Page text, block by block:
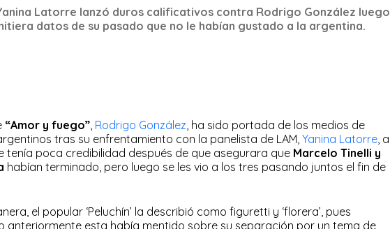
Latorre lanzó duros calificativos contra Rodrigo González luego
datos de su pasado que no le habían gustado a la argentina.
“Amor y fuego” Rodrigo González , ha sido portada de los medios de
tras su enfrentamiento con la panelista de LAM, Yanina Latorre , a
tenía poca credibilidad después de que asegurara que Marcelo Tinelli y
habían terminado, pero luego se les vio a los tres pasando juntos el fin de
el popular ‘Peluchín’ la describió como figuretti y ‘florera’, pues
anteriormente esta había mentido sobre su separación por un tema de